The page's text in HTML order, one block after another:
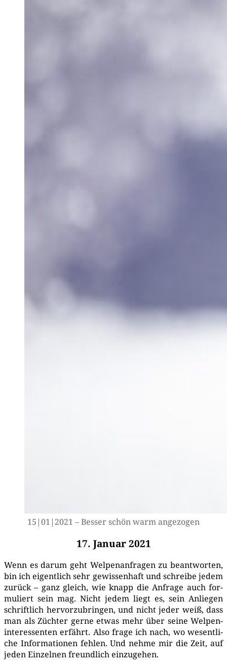
15|01|2021 – Bes­ser schön warm angezogen
17. Januar 2021
Wenn es dar­um geht Wel­pen­an­fra­gen zu beant­wor­ten,
bin ich eigent­lich sehr gewis­sen­haft und schrei­be jedem
zurück – ganz gleich, wie knapp die Anfra­ge auch for­
mu­liert sein mag. Nicht jedem liegt es, sein Anlie­gen
schrift­lich her­vor­zu­brin­gen, und nicht jeder weiß, dass
man als Züch­ter ger­ne etwas mehr über sei­ne Wel­pen­
in­ter­es­sen­ten erfährt. Also fra­ge ich nach, wo wesent­li­
che Infor­ma­tio­nen feh­len. Und neh­me mir die Zeit, auf
jeden Ein­zel­nen freund­lich einzugehen.